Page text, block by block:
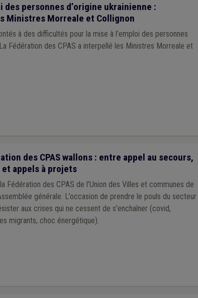
des personnes d’origine ukrainienne :
Ministres Morreale et Collignon
à des difficultés pour la mise à l’emploi des personnes
Fédération des CPAS a interpellé les Ministres Morreale et
des CPAS wallons : entre appel au secours,
et appels à projets
Fédération des CPAS de l’Union des Villes et communes de
de prendre le pouls du secteur
aux crises qui ne cessent de s’enchaîner (covid,
migrants, choc énergétique).